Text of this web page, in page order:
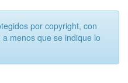
por copyright, con
menos que se indique lo